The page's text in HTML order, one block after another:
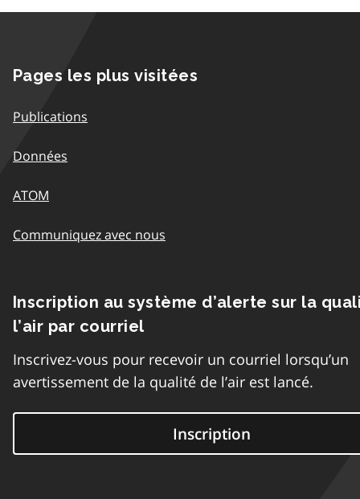
Pages les plus visitées
Publications
Données
ATOM
Communiquez avec nous
Inscription au système d’alerte sur la
l’air par courriel
Inscrivez-vous pour recevoir un courriel lorsqu’un
avertissement de la qualité de l’air est lancé.
Inscription